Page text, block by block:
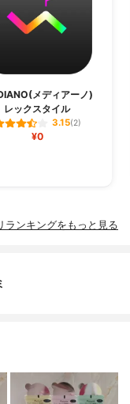
メディアーノ)
レックスタイル
3.15(2)
¥0
ランキングをもっと見る